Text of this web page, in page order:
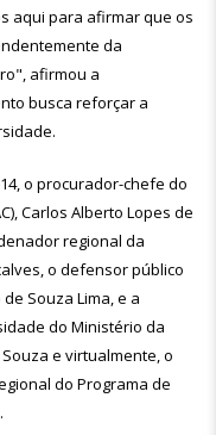
aqui para afirmar que os
da
afirmou a
busca reforçar a
o procurador-chefe do
Carlos Alberto Lopes de
regional da
o defensor público
Souza Lima, e a
do Ministério da
e virtualmente, o
do Programa de